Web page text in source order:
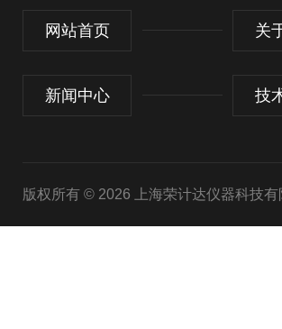
网站首页 关
新闻中心 技
版权所有 © 2026 上海荣计达仪器科技有